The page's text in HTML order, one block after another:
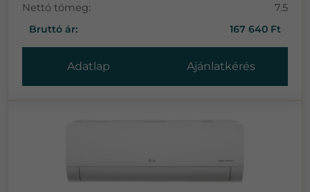
Nettó tömeg:
7.5
Bruttó ár:
167 640 Ft
Adatlap Ajánlatkérés